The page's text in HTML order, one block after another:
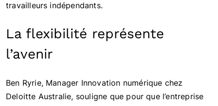
travailleurs indépendants.
La flexibilité représente
l’avenir
Ben Ryrie, Manager Innovation numérique chez
Deloitte Australie, souligne que pour que l’entreprise